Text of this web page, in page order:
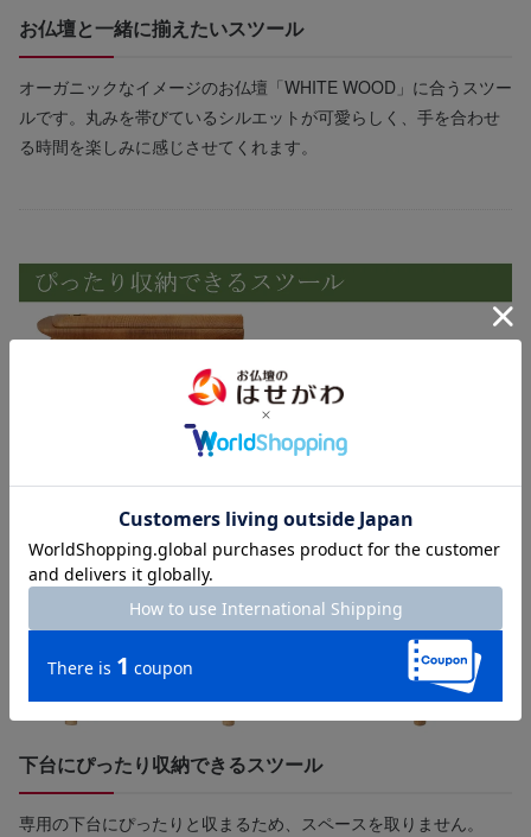
お仏壇と一緒に揃えたいスツール
オーガニックなイメージのお仏壇「WHITE WOOD」に合うスツー
ルです。丸みを帯びているシルエットが可愛らしく、手を合わせ
る時間を楽しみに感じさせてくれます。
下台にぴったり収納できるスツール
専用の下台にぴったりと収まるため、スペースを取りません。